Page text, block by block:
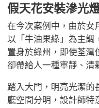
假天花安裝滲光
在今次案例中，由於女
以「牛油果綠」為主調
置身於綠州，即使荃灣
卻帶給人一種寧靜、清
踏入大門，明亮光潔的
廳空間分明，設計師特